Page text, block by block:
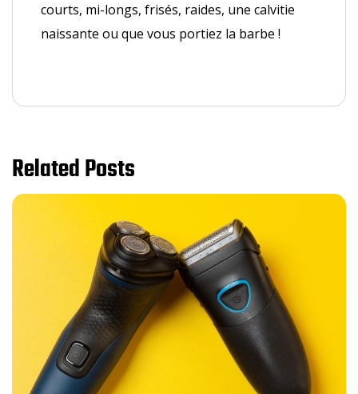
courts, mi-longs, frisés, raides, une calvitie
naissante ou que vous portiez la barbe !
Related Posts